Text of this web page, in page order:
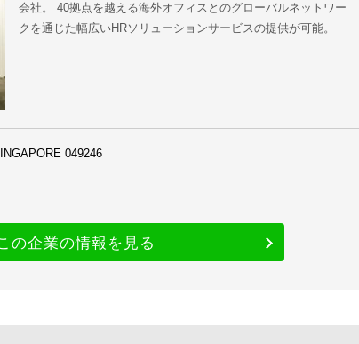
会社。 40拠点を越える海外オフィスとのグローバルネットワー
クを通じた幅広いHRソリューションサービスの提供が可能。
049246
の企業の情報を見る